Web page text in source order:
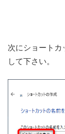
次にショートカ
して下さい。